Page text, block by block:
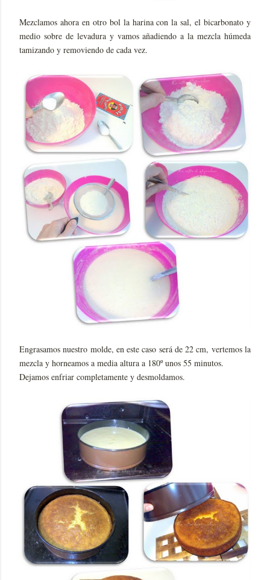
Mezclamos ahora en otro bol la harina con la sal, el bicarbonato y
medio sobre de levadura y vamos añadiendo a la mezcla húmeda
tamizando y removiendo de cada vez.
Engrasamos nuestro molde, en este caso será de 22 cm, vertemos la
mezcla y horneamos a media altura a 180º unos 55 minutos.
Dejamos enfriar completamente y desmoldamos.